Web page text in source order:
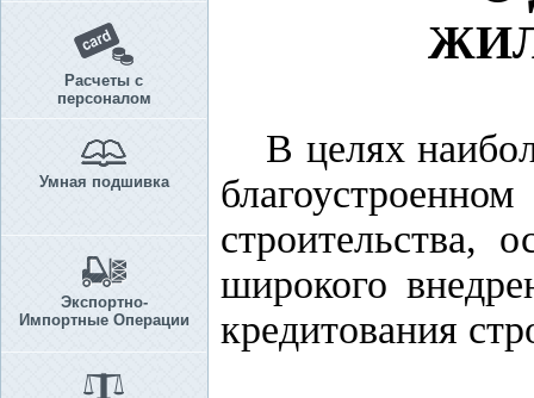
Расчеты с
персоналом
Умная подшивка
Экспортно-
Импортные Операции
В целях
строительства,
широкого
кредитования